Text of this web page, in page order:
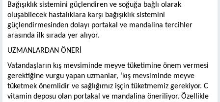
Bağışıklık sistemini güçlendiren ve soğuğa bağlı olarak
oluşabilecek hastalıklara karşı bağışıklık sistemini
güçlendirmesinden dolayı portakal ve mandalina tercihler
arasında ilk sırada yer alıyor.
UZMANLARDAN ÖNERİ
Vatandaşların kış mevsiminde meyve tüketimine önem vermesi
gerektiğine vurgu yapan uzmanlar, ‘kış mevsiminde meyve
tüketmek önemlidir ve sağlığımız işçin tüketmemiz gerekiyor. C
vitamin deposu olan portakal ve mandalina öneriliyor. Özellikle